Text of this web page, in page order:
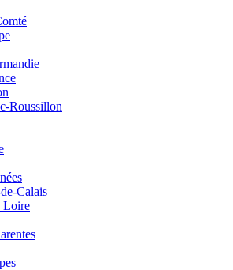
Roussillon
Calais
Loire